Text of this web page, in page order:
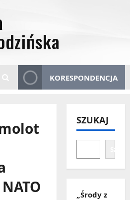
KORESPONDENCJA
SZUKAJ
„Środy z